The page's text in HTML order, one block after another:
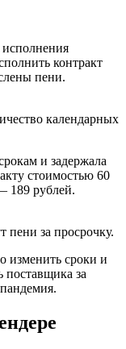
исполнения
контракт
пени.
календарных
и задержала
стоимостью 60
189 рублей.
пени за просрочку.
изменить сроки и
поставщика за